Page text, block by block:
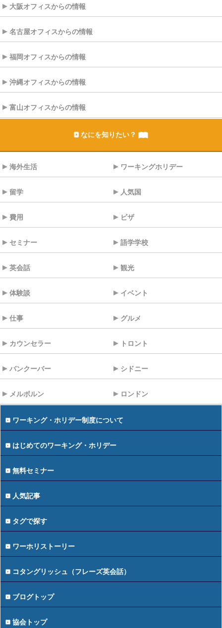
大阪オフィスからの情報
名古屋オフィスからの情報
福岡オフィスからの情報
沖縄オフィスからの情報
富山オフィスからの情報
なにを知りたい？
海外生活 ワーキングホリデー
留学 人気国
費用 ビザ
セミナー 語学学校
英会話 観光
体験談 イベント
仕事 グルメ
カウンセラー トロント
バンクーバー シドニー
メルボルン ロンドン
ワーキング・ホリデー制度について
はじめてのワーキング・ホリデー
無料セミナー
人気記事
タグで探す
ワーホリストーリー
コタングリッシュ（フレーズ英会話）
ブログトップ
協会トップ